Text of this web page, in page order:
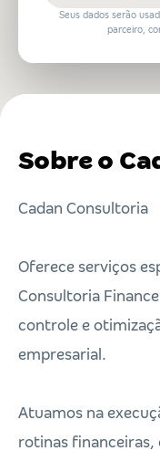
Seus dados serão
parceiro,
Sobre o
Cadan Consultoria
Oferece serviços
Consultoria
controle e
empresarial.
Atuamos na
rotinas financeiras,